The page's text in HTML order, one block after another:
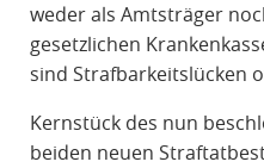
weder als Amtsträger
gesetzlichen
sind Strafbarkeitslücken
Kernstück des nun
beiden neuen